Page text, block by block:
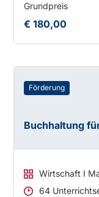
Grundpreis
€ 180,00
Förderung
Buchhaltung
Wirtschaft I
64